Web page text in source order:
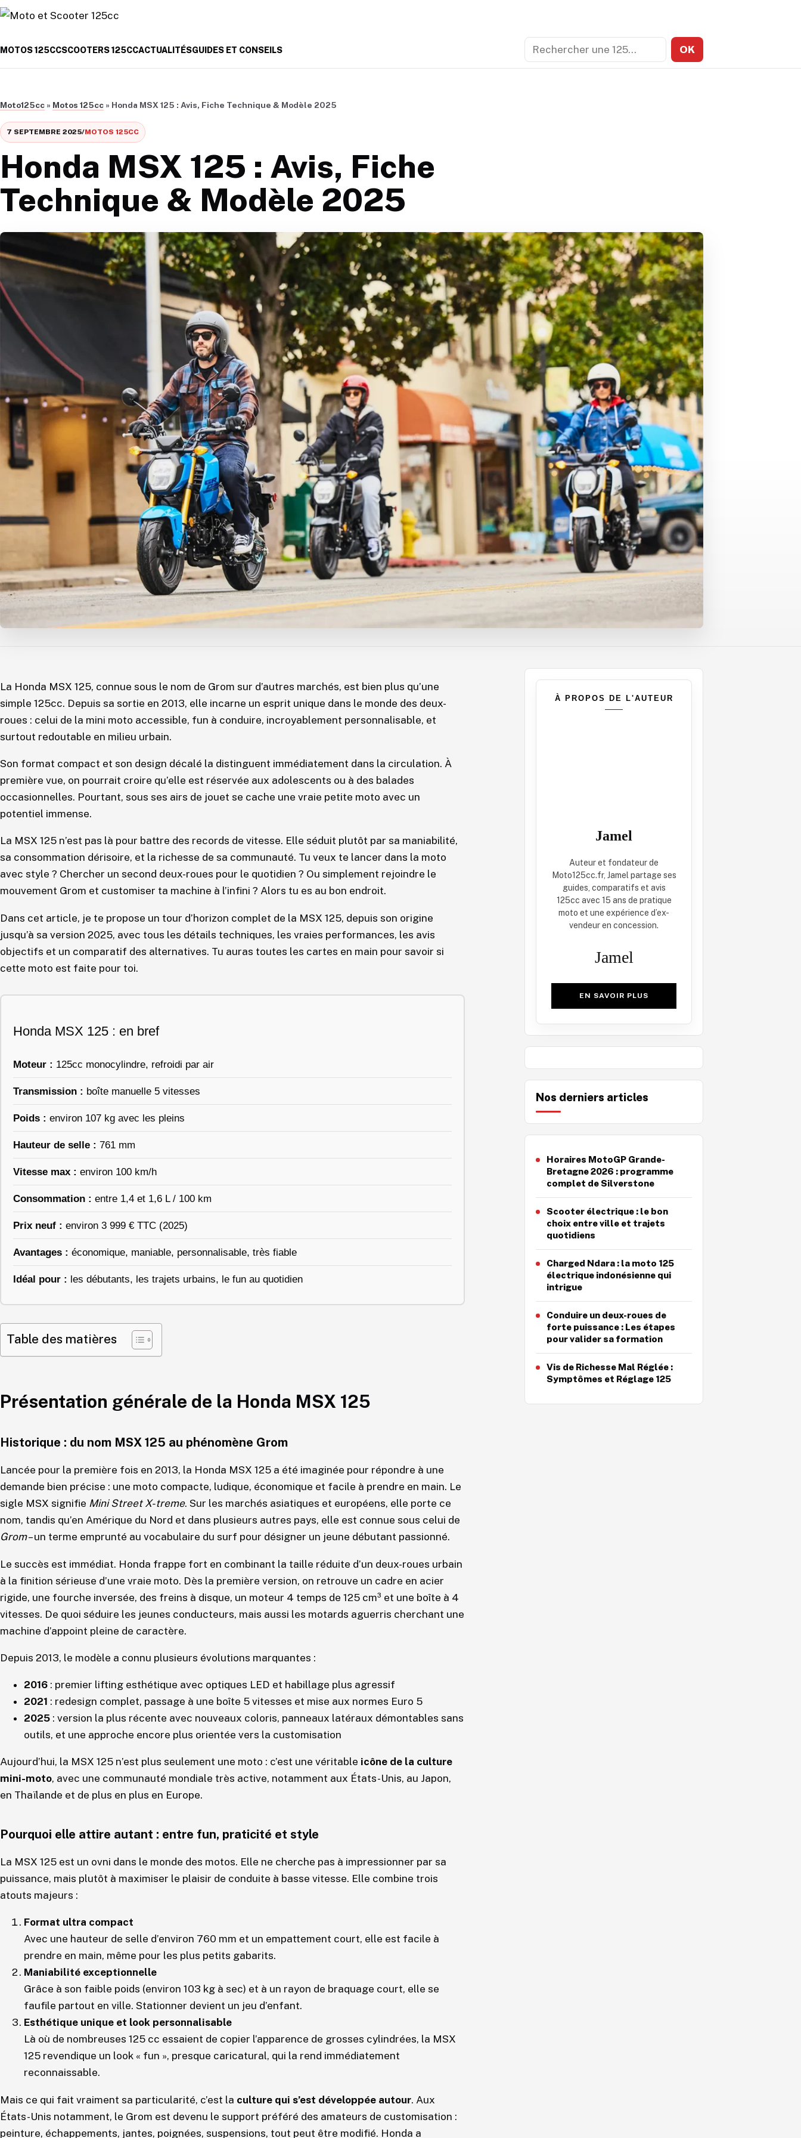
Aller au contenu
MOTOS 125CCSCOOTERS 125CCACTUALITÉSGUIDES ET CONSEILS Rechercher OK
Moto125cc » Motos 125cc » Honda MSX 125 : Avis, Fiche Technique & Modèle 2025
7 SEPTEMBRE 2025/MOTOS 125CC
Honda MSX 125 : Avis, Fiche
Technique & Modèle 2025
La Honda MSX 125, connue sous le nom de Grom sur d’autres marchés, est bien plus qu’une
simple 125cc. Depuis sa sortie en 2013, elle incarne un esprit unique dans le monde des deux-
roues : celui de la mini moto accessible, fun à conduire, incroyablement personnalisable, et
surtout redoutable en milieu urbain.
Son format compact et son design décalé la distinguent immédiatement dans la circulation. À
première vue, on pourrait croire qu’elle est réservée aux adolescents ou à des balades
occasionnelles. Pourtant, sous ses airs de jouet se cache une vraie petite moto avec un
potentiel immense.
La MSX 125 n’est pas là pour battre des records de vitesse. Elle séduit plutôt par sa maniabilité,
sa consommation dérisoire, et la richesse de sa communauté. Tu veux te lancer dans la moto
avec style ? Chercher un second deux-roues pour le quotidien ? Ou simplement rejoindre le
mouvement Grom et customiser ta machine à l’infini ? Alors tu es au bon endroit.
Dans cet article, je te propose un tour d’horizon complet de la MSX 125, depuis son origine
jusqu’à sa version 2025, avec tous les détails techniques, les vraies performances, les avis
objectifs et un comparatif des alternatives. Tu auras toutes les cartes en main pour savoir si
cette moto est faite pour toi.
Honda MSX 125 : en bref
Moteur : 125cc monocylindre, refroidi par air
Transmission : boîte manuelle 5 vitesses
Poids : environ 107 kg avec les pleins
Hauteur de selle : 761 mm
Vitesse max : environ 100 km/h
Consommation : entre 1,4 et 1,6 L / 100 km
Prix neuf : environ 3 999 € TTC (2025)
Avantages : économique, maniable, personnalisable, très fiable
Idéal pour : les débutants, les trajets urbains, le fun au quotidien
Table des matières
Présentation générale de la Honda MSX 125
Historique : du nom MSX 125 au phénomène Grom
Lancée pour la première fois en 2013, la Honda MSX 125 a été imaginée pour répondre à une
demande bien précise : une moto compacte, ludique, économique et facile à prendre en main. Le
sigle MSX signifie Mini Street X-treme. Sur les marchés asiatiques et européens, elle porte ce
nom, tandis qu’en Amérique du Nord et dans plusieurs autres pays, elle est connue sous celui de
Grom– un terme emprunté au vocabulaire du surf pour désigner un jeune débutant passionné.
Le succès est immédiat. Honda frappe fort en combinant la taille réduite d’un deux-roues urbain
à la finition sérieuse d’une vraie moto. Dès la première version, on retrouve un cadre en acier
rigide, une fourche inversée, des freins à disque, un moteur 4 temps de 125 cm³ et une boîte à 4
vitesses. De quoi séduire les jeunes conducteurs, mais aussi les motards aguerris cherchant une
machine d’appoint pleine de caractère.
Depuis 2013, le modèle a connu plusieurs évolutions marquantes :
2016 : premier lifting esthétique avec optiques LED et habillage plus agressif
2021 : redesign complet, passage à une boîte 5 vitesses et mise aux normes Euro 5
2025 : version la plus récente avec nouveaux coloris, panneaux latéraux démontables sans
outils, et une approche encore plus orientée vers la customisation
Aujourd’hui, la MSX 125 n’est plus seulement une moto : c’est une véritable icône de la culture
mini-moto, avec une communauté mondiale très active, notamment aux États-Unis, au Japon,
en Thaïlande et de plus en plus en Europe.
Pourquoi elle attire autant : entre fun, praticité et style
La MSX 125 est un ovni dans le monde des motos. Elle ne cherche pas à impressionner par sa
puissance, mais plutôt à maximiser le plaisir de conduite à basse vitesse. Elle combine trois
atouts majeurs :
Format ultra compact
Avec une hauteur de selle d’environ 760 mm et un empattement court, elle est facile à
prendre en main, même pour les plus petits gabarits.
Maniabilité exceptionnelle
Grâce à son faible poids (environ 103 kg à sec) et à un rayon de braquage court, elle se
faufile partout en ville. Stationner devient un jeu d’enfant.
Esthétique unique et look personnalisable
Là où de nombreuses 125 cc essaient de copier l’apparence de grosses cylindrées, la MSX
125 revendique un look « fun », presque caricatural, qui la rend immédiatement
reconnaissable.
Mais ce qui fait vraiment sa particularité, c’est la culture qui s’est développée autour. Aux
États-Unis notamment, le Grom est devenu le support préféré des amateurs de customisation :
peinture, échappements, jantes, poignées, suspensions, tout peut être modifié. Honda a
À PROPOS DE L'AUTEUR
Jamel
Auteur et fondateur de
Moto125cc.fr, Jamel partage ses
guides, comparatifs et avis
125cc avec 15 ans de pratique
moto et une expérience d’ex-
vendeur en concession.
Jamel
EN SAVOIR PLUS
Nos derniers articles
Horaires MotoGP Grande-
Bretagne 2026 : programme
complet de Silverstone
Scooter électrique : le bon
choix entre ville et trajets
quotidiens
Charged Ndara : la moto 125
électrique indonésienne qui
intrigue
Conduire un deux-roues de
forte puissance : Les étapes
pour valider sa formation
Vis de Richesse Mal Réglée :
Symptômes et Réglage 125